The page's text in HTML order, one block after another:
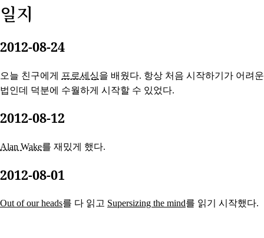
일지
2012-08-24
오늘 친구에게 프로세싱을 배웠다. 항상 처음 시작하기가 어려운
법인데 덕분에 수월하게 시작할 수 있었다.
2012-08-12
Alan Wake를 재밌게 했다.
2012-08-01
Out of our heads를 다 읽고 Supersizing the mind를 읽기 시작했다.